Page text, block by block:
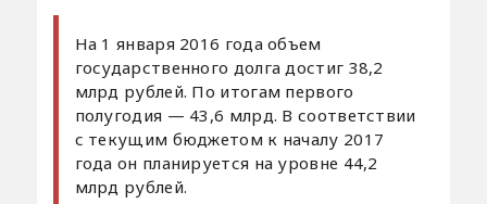
На 1 января 2016 года объем
государственного долга достиг 38,2
млрд рублей. По итогам первого
полугодия — 43,6 млрд. В соответствии
с текущим бюджетом к началу 2017
года он планируется на уровне 44,2
млрд рублей.